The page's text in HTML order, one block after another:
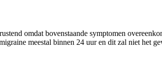
omdat bovenstaande symptomen
meestal binnen 24 uur en dit zal niet het